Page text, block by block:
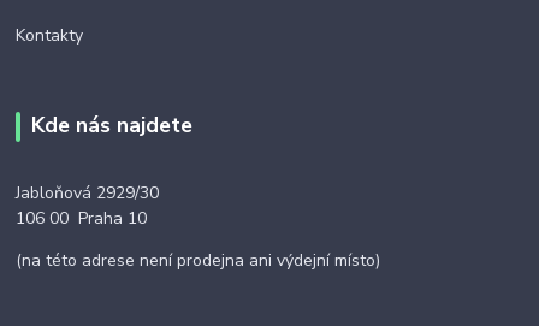
Kontakty
Kde nás najdete
Jabloňová 2929/30
106 00 Praha 10
(na této adrese není prodejna ani výdejní místo)